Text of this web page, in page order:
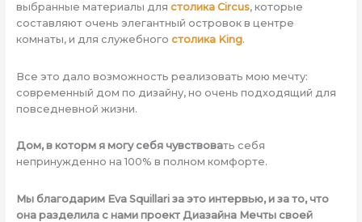
выбранные материалы для столика Circus, которые
составляют очень элегантный островок в центре
комнаты, и для служебного столика King.
Все это дало возможность реализовать мою мечту:
современный дом по дизайну, но очень подходящий для
повседневной жизни.
Дом, в которм я могу себя чувствовать себя
непринужденно на 100% в полном комфорте.
Мы благодарим Eva Squillari за это интервью, и за то, что
она разделила с нами проект Диазайна Мечты своей